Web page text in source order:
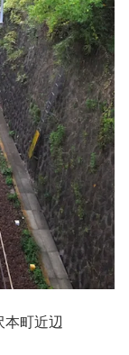
町近辺